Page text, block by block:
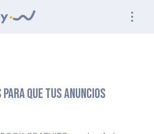
QUE TUS ANUNCIOS